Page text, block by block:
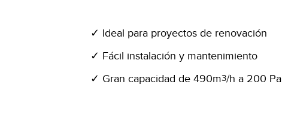
Ideal para proyectos de renovación
Fácil instalación y mantenimiento
Gran capacidad de 490m3/h a 200 Pa